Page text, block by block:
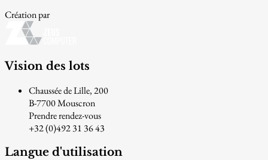
Création par
Vision des lots
Chaussée de Lille, 200
B-7700 Mouscron
Prendre rendez-vous
+32 (0)492 31 36 43
Langue d'utilisation